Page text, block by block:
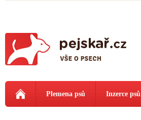
Plemena psů Inzerce psů